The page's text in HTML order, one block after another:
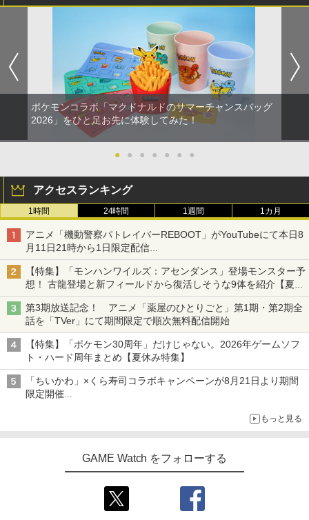
ポケモンコラボ「マクドナルドのサマーチャンスバッグ
2026」をひと足お先に体験してみた！
● ● ● ● ● ● ●
アクセスランキング
1時間 24時間 1週間 1カ月
アニメ「機動警察パトレイバーREBOOT」がYouTubeにて本日8
月11日21時から1日限定配信
8月14日にはU-NEXTで限定配信
【特集】「モンハンワイルズ：アセンダンス」登場モンスター予
想！ 古龍登場と新フィールドから復活しそうな9体を紹介【夏休
み特集2026】
第3期放送記念！ アニメ「薬屋のひとりごと」第1期・第2期全
話を「TVer」にて期間限定で順次無料配信開始
【特集】「ポケモン30周年」だけじゃない。2026年ゲームソフ
ト・ハード周年まとめ【夏休み特集】
「ちいかわ」×くら寿司コラボキャンペーンが8月21日より期間
限定開催
もっと見る
GAME Watch をフォローする